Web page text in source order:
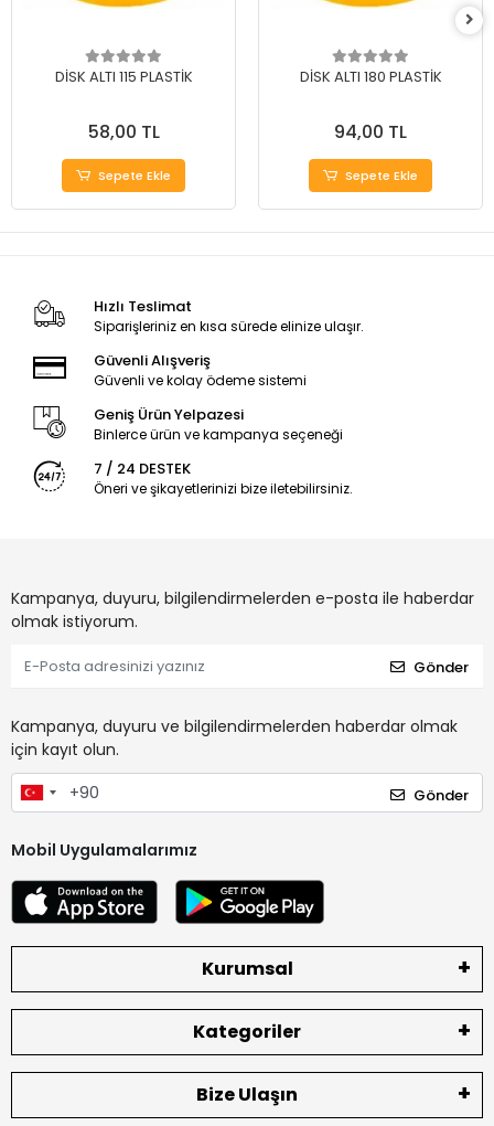
DİSK ALTI 115 PLASTİK
58,00 TL
Sepete Ekle
DİSK ALTI 180 PLASTİK
94,00 TL
Sepete Ekle
Hızlı Teslimat
Siparişleriniz en kısa sürede elinize ulaşır.
Güvenli Alışveriş
Güvenli ve kolay ödeme sistemi
Geniş Ürün Yelpazesi
Binlerce ürün ve kampanya seçeneği
7 / 24 DESTEK
Öneri ve şikayetlerinizi bize iletebilirsiniz.
Kampanya, duyuru, bilgilendirmelerden e-posta ile haberdar
olmak istiyorum.
Gönder
Kampanya, duyuru ve bilgilendirmelerden haberdar olmak
için kayıt olun.
Gönder
Mobil Uygulamalarımız
Kurumsal
Kategoriler
Bize Ulaşın